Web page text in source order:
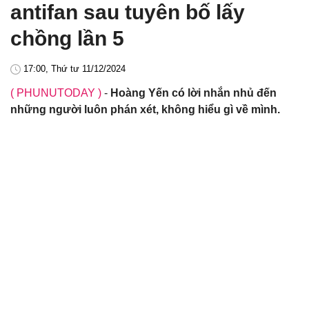
antifan sau tuyên bố lấy
chồng lần 5
17:00, Thứ tư 11/12/2024
( PHUNUTODAY ) - Hoàng Yến có lời nhắn nhủ đến
những người luôn phán xét, không hiểu gì về mình.